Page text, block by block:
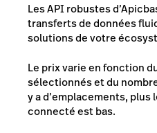
Les API robustes
transferts de données
solutions de votre
Le prix varie en fonction
sélectionnés et du
y a d’emplacements, plus
connecté est bas.